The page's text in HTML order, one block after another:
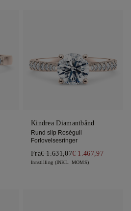
Kindrea Diamantbånd
Rund slip Roségull
Forlovelsesringer
Fra€ 1.631,07€ 1.467,97
Innstilling (INKL. MOMS)